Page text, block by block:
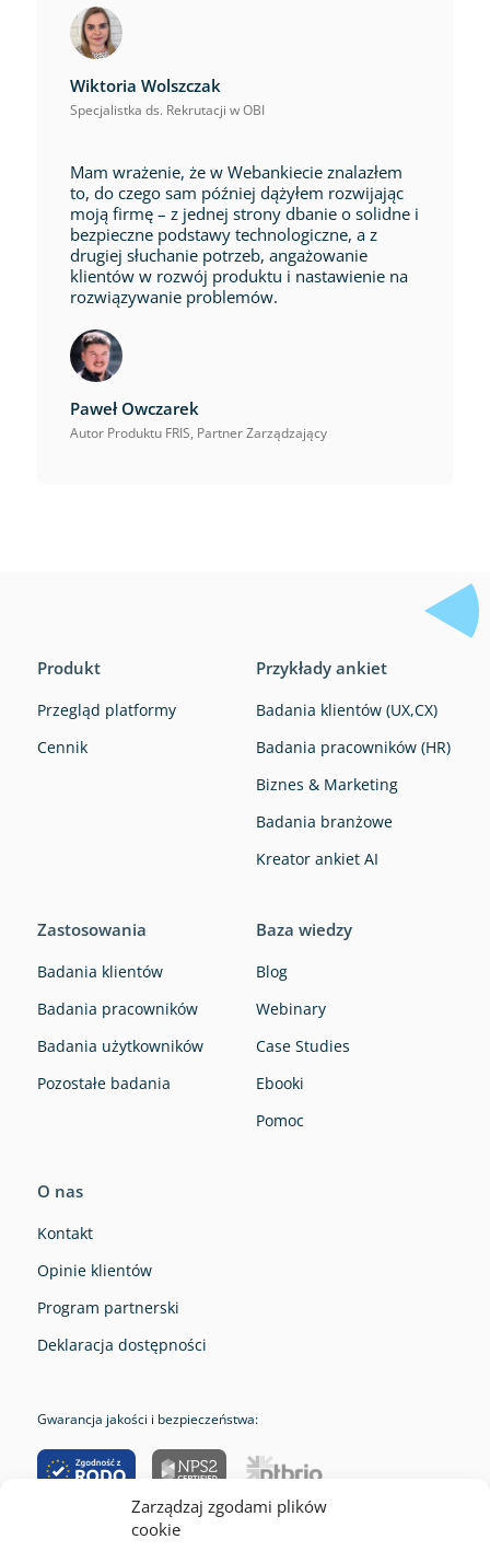
Zarządzaj zgodami plików
cookie
Wiktoria Wolszczak
Specjalistka ds. Rekrutacji w OBI
Mam wrażenie, że w Webankiecie znalazłem
to, do czego sam później dążyłem rozwijając
moją firmę – z jednej strony dbanie o solidne i
bezpieczne podstawy technologiczne, a z
drugiej słuchanie potrzeb, angażowanie
klientów w rozwój produktu i nastawienie na
rozwiązywanie problemów.
Paweł Owczarek
Autor Produktu FRIS, Partner Zarządzający
Produkt
Przegląd platformy
Cennik
Przykłady ankiet
Badania klientów (UX,CX)
Badania pracowników (HR)
Biznes & Marketing
Badania branżowe
Kreator ankiet AI
Zastosowania
Badania klientów
Badania pracowników
Badania użytkowników
Pozostałe badania
Baza wiedzy
Blog
Webinary
Case Studies
Ebooki
Pomoc
O nas
Kontakt
Opinie klientów
Program partnerski
Deklaracja dostępności
Gwarancja jakości i bezpieczeństwa: